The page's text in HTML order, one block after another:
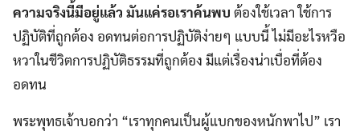
ความจริงนี้มีอยู่แล้ว มันแค่รอเราค้นพบ ต้องใช้เวลา ใช้การ
ปฏิบัติที่ถูกต้อง อดทนต่อการปฏิบัติง่ายๆ แบบนี้ ไม่มีอะไรหวือ
หวาในชีวิตการปฏิบัติธรรมที่ถูกต้อง มีแต่เรื่องน่าเบื่อที่ต้อง
อดทน
พระพุทธเจ้าบอกว่า “เราทุกคนเป็นผู้แบกของหนักพาไป” เรา